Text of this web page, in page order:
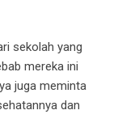
sekolah yang
mereka ini
juga meminta
dan